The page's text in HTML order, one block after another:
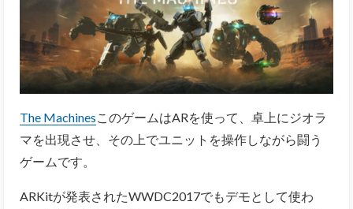
The MachinesこのゲームはARを使って、卓上にジオラ
マを出現させ、その上でユニットを操作しながら闘う
ゲームです。
ARKitが発表されたWWDC2017でもデモとして使わ